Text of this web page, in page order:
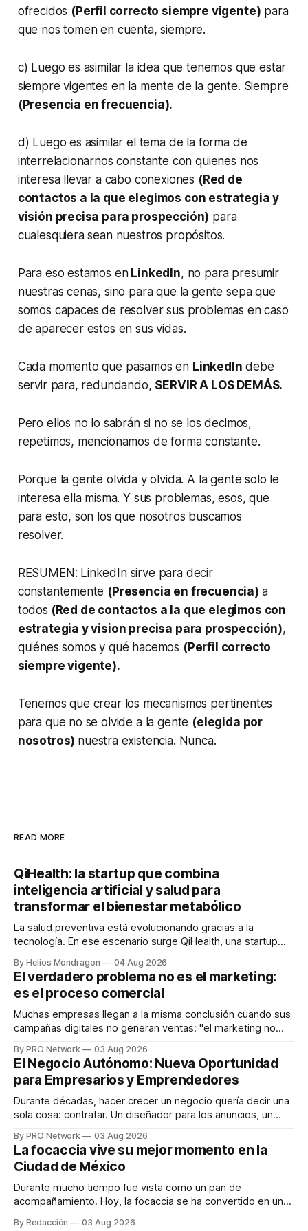
ofrecidos (Perfil correcto siempre vigente) para
que nos tomen en cuenta, siempre.
c) Luego es asimilar la idea que tenemos que estar
siempre vigentes en la mente de la gente. Siempre
(Presencia en frecuencia).
d) Luego es asimilar el tema de la forma de
interrelacionarnos constante con quienes nos
interesa llevar a cabo conexiones (Red de
contactos a la que elegimos con estrategia y
visión precisa para prospección) para
cualesquiera sean nuestros propósitos.
Para eso estamos enLinkedIn, no para presumir
nuestras cenas, sino para que la gente sepa que
somos capaces de resolver sus problemas en caso
de aparecer estos en sus vidas.
Cada momento que pasamos en LinkedIn debe
servir para, redundando, SERVIR A LOS DEMÁS.
Pero ellos no lo sabrán si no se los decimos,
repetimos, mencionamos de forma constante.
Porque la gente olvida y olvida. A la gente solo le
interesa ella misma. Y sus problemas, esos, que
para esto, son los que nosotros buscamos
resolver.
RESUMEN: LinkedIn sirve para decir
constantemente (Presencia en frecuencia) a
todos (Red de contactos a la que elegimos con
estrategia y vision precisa para prospección),
quiénes somos y qué hacemos (Perfil correcto
siempre vigente).
Tenemos que crear los mecanismos pertinentes
para que no se olvide a la gente (elegida por
nosotros) nuestra existencia. Nunca.
READ MORE
QiHealth: la startup que combina
inteligencia artificial y salud para
transformar el bienestar metabólico
La salud preventiva está evolucionando gracias a la
tecnología. En ese escenario surge QiHealth, una startup
dispositivos inteligentes, inteligencia artificial y monitoreo
en tiempo real para ayudar a las personas a tomar mejores
decisiones sobre su salud metabólica. Su propuesta busca
responder
By Helios Mondragon 04 Aug 2026
El verdadero problema no es el marketing:
es el proceso comercial
Muchas empresas llegan a la misma conclusión cuando sus
campañas digitales no generan ventas: "el marketing no
INTERIUS, el problema suele estar en otro lugar. Durante
una entrevista para el podcast SER PRO, el especialista en
marketing digital explicó que
By PRO Network 03 Aug 2026
El Negocio Autónomo: Nueva Oportunidad
para Empresarios y Emprendedores
Durante décadas, hacer crecer un negocio quería decir una
sola cosa: contratar. Un diseñador para los anuncios, un
para los textos, alguien que supiera de publicidad digital
para encontrar prospectos, un vendedor para atender
llamadas y mensajes, y —con suerte— una persona
By PRO Network 03 Aug 2026
La focaccia vive su mejor momento en la
Ciudad de México
Durante mucho tiempo fue vista como un pan de
acompañamiento. Hoy, la focaccia se ha convertido en uno
By Redacción 03 Aug 2026